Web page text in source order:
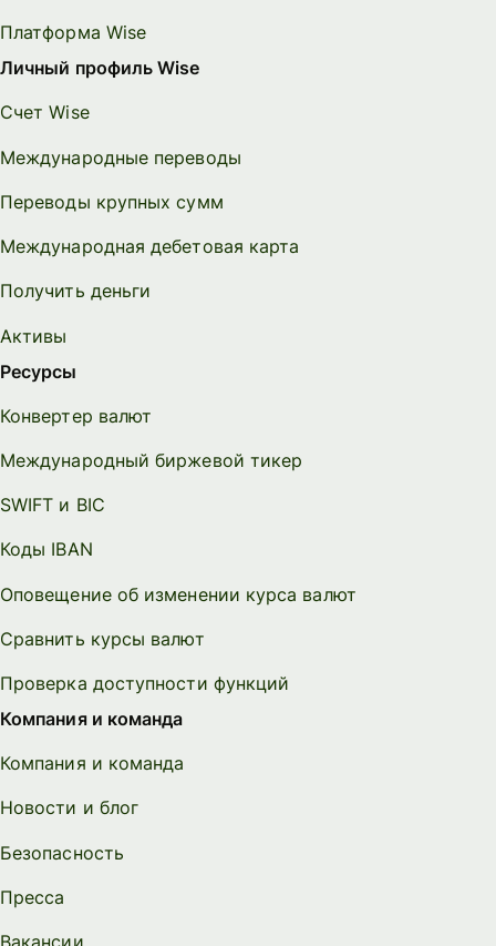
Платформа Wise
Личный профиль Wise
Счет Wise
Международные переводы
Переводы крупных сумм
Международная дебетовая карта
Получить деньги
Активы
Ресурсы
Конвертер валют
Международный биржевой тикер
SWIFT и BIC
Коды IBAN
Оповещение об изменении курса валют
Сравнить курсы валют
Проверка доступности функций
Компания и команда
Компания и команда
Новости и блог
Безопасность
Пресса